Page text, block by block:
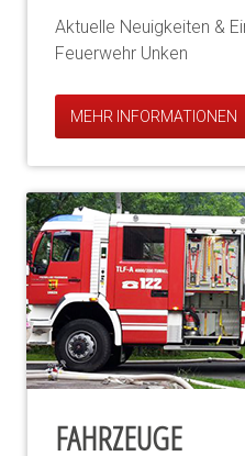
Aktuelle Neuigkeiten &
Feuerwehr Unken
MEHR INFORMATIONEN
FAHRZEUGE